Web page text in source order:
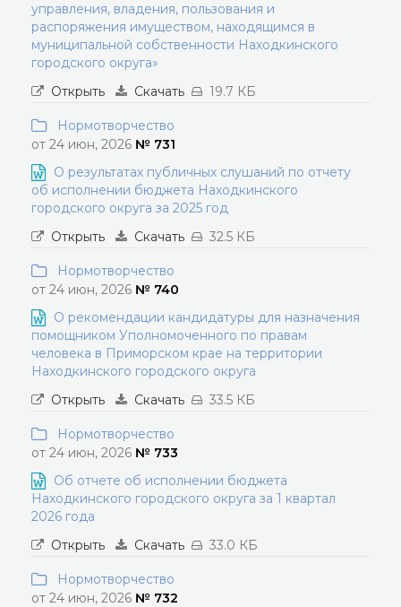
управления, владения, пользования и
распоряжения имуществом, находящимся в
муниципальной собственности Находкинского
городского округа»
Открыть
Скачать 19.7 КБ
Нормотворчество
от 24 июн, 2026 № 731
О результатах публичных слушаний по отчету
об исполнении бюджета Находкинского
городского округа за 2025 год
Открыть
Скачать 32.5 КБ
Нормотворчество
от 24 июн, 2026 № 740
О рекомендации кандидатуры для назначения
помощником Уполномоченного по правам
человека в Приморском крае на территории
Находкинского городского округа
Открыть
Скачать 33.5 КБ
Нормотворчество
от 24 июн, 2026 № 733
Об отчете об исполнении бюджета
Находкинского городского округа за 1 квартал
2026 года
Открыть
Скачать 33.0 КБ
Нормотворчество
от 24 июн, 2026 № 732